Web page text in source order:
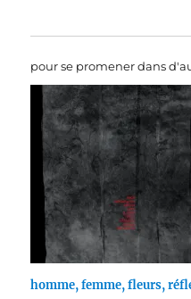
pour se promener dans
homme, femme, fleurs,